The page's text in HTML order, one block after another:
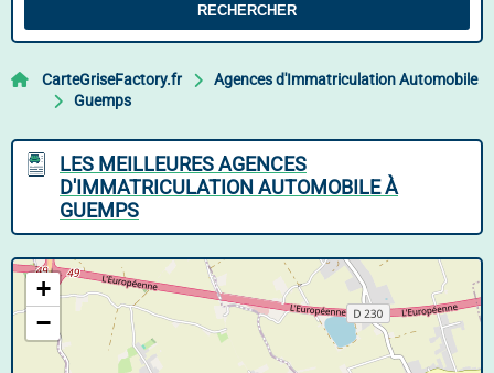
RECHERCHER
CarteGriseFactory.fr
Agences d'Immatriculation Automobile
Guemps
LES MEILLEURES AGENCES
D'IMMATRICULATION AUTOMOBILE À
GUEMPS
+
−